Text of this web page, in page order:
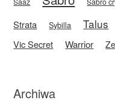
Strata Sybilla Talus
Vic Secret Warrior
Archiwa